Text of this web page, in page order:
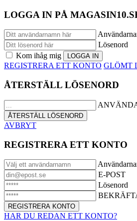
LOGGA IN PÅ
Lösenord
Kom ihåg mig
REGISTRERA ETT KONTO GLÖMT
ÅTERSTÄLL LÖSENORD
AVBRYT
REGISTRERA ETT KONTO
E-POST
Lösenord
HAR DU REDAN ETT KONTO?